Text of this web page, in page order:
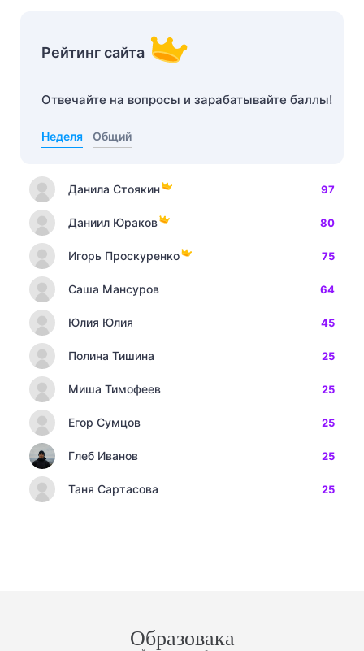
Рейтинг сайта
Отвечайте на вопросы и зарабатывайте баллы!
Неделя Общий
Данила Стоякин 97
Даниил Юраков 80
Игорь Проскуренко 75
Саша Мансуров 64
Юлия Юлия 45
Полина Тишина 25
Миша Тимофеев 25
Егор Сумцов 25
Глеб Иванов 25
Таня Сартасова 25
Образовака